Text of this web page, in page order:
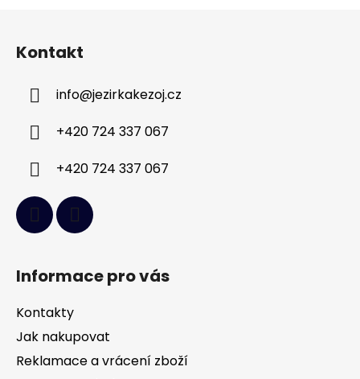
Kontakt
info@jezirkakezoj.cz
+420 724 337 067
+420 724 337 067
Informace pro vás
Kontakty
Jak nakupovat
Reklamace a vrácení zboží